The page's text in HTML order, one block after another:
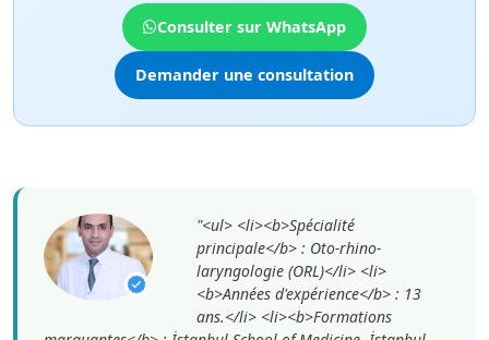
Consulter sur WhatsApp
Demander une consultation
"<ul> <li><b>Spécialité
principale</b> : Oto-rhino-
laryngologie (ORL)</li> <li>
<b>Années d'expérience</b> : 13
ans.</li> <li><b>Formations